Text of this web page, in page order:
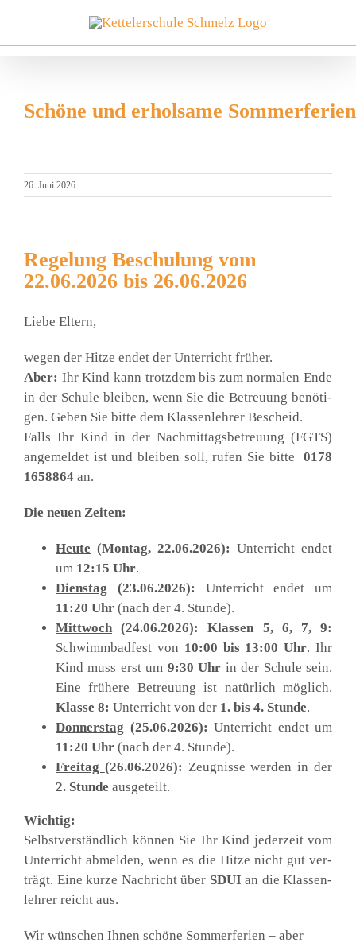
springen
Schöne und erholsame Sommerferien
26. Juni 2026
Regelung Beschulung vom
22.06.2026 bis 26.06.2026
Lie­be Eltern,
wegen der Hit­ze endet der Unter­richt frü­her.
Aber: Ihr Kind kann trotz­dem bis zum nor­ma­len Ende
in der Schu­le blei­ben, wenn Sie die Betreu­ung benö­ti­
gen. Geben Sie bit­te dem Klas­sen­leh­rer Bescheid.
Falls Ihr Kind in der Nach­mit­tags­be­treu­ung (FGTS)
ange­mel­det ist und blei­ben soll, rufen Sie bit­te 0178
1658864 an.
Die neu­en Zei­ten:
Heu­te (Mon­tag, 22.06.2026): Unter­richt endet
um 12:15 Uhr.
Diens­tag (23.06.2026): Unter­richt endet um
11:20 Uhr (nach der 4. Stun­de).
Mitt­woch (24.06.2026):
Klas­sen 5, 6, 7, 9:
Schwimm­bad­fest von 10:00 bis 13:00 Uhr. Ihr
Kind muss erst um 9:30 Uhr in der Schu­le sein.
Eine frü­he­re Betreu­ung ist natür­lich mög­lich.
Klas­se 8: Unter­richt von der 1. bis 4. Stun­de.
Don­ners­tag (25.06.2026): Unter­richt endet um
11:20 Uhr (nach der 4. Stun­de).
Frei­tag (26.06.2026): Zeug­nis­se wer­den in der
2. Stun­de aus­ge­teilt.
Wich­tig:
Selbst­ver­ständ­lich kön­nen Sie Ihr Kind jeder­zeit vom
Unter­richt abmel­den, wenn es die Hit­ze nicht gut ver­
trägt. Eine kur­ze Nach­richt über SDUI an die Klas­sen­
leh­rer reicht aus.
Wir wün­schen Ihnen schö­ne Som­mer­fe­ri­en – aber